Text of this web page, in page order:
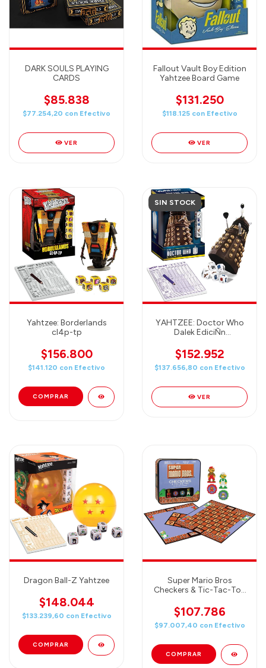
DARK SOULS PLAYING
CARDS
$85.838
$77.254,20 con Efectivo
VER
Fallout Vault Boy Edition
Yahtzee Board Game
$131.250
$118.125 con Efectivo
VER
Yahtzee: Borderlands
cl4p-tp
$156.800
$141.120 con Efectivo
SIN STOCK
YAHTZEE: Doctor Who
Dalek EdiciÑn
$152.952
$137.656,80 con Efectivo
VER
Dragon Ball-Z Yahtzee
$148.044
$133.239,60 con Efectivo
Super Mario Bros
Checkers & Tic-Tac-Toe
Board Game
$107.786
$97.007,40 con Efectivo